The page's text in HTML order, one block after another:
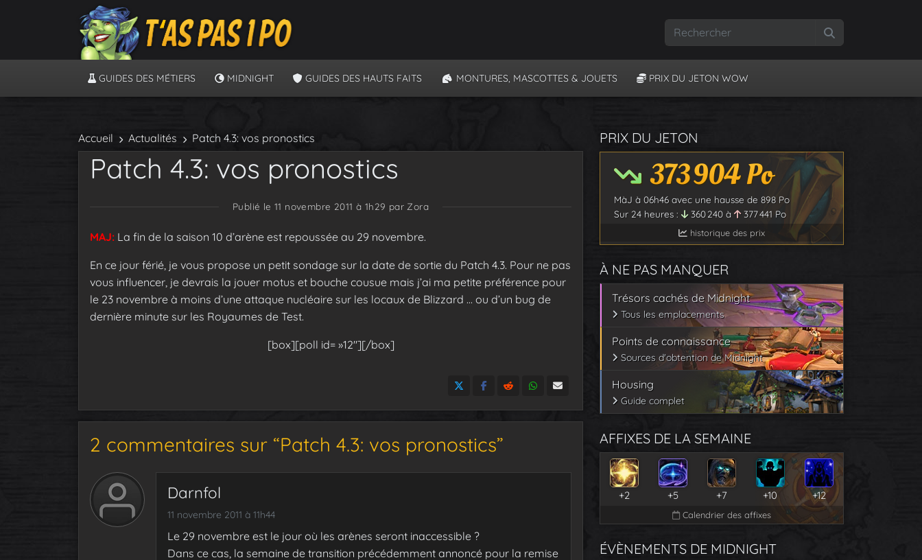
GUIDES DES MÉTIERS MIDNIGHT GUIDES DES HAUTS FAITS MONTURES, MASCOTTES & JOUETS PRIX DU JETON WOW
Accueil Actualités Patch 4.3: vos pronostics
Patch 4.3: vos pronostics
Publié le 11 novembre 2011 à 1h29 par Zora
MAJ: La fin de la saison 10 d’arène est repoussée au 29 novembre.
En ce jour férié, je vous propose un petit sondage sur la date de sortie du Patch 4.3. Pour ne pas
vous influencer, je devrais la jouer motus et bouche cousue mais j’ai ma petite préférence pour
le 23 novembre à moins d’une attaque nucléaire sur les locaux de Blizzard … ou d’un bug de
dernière minute sur les Royaumes de Test.
[box][poll id= »12″][/box]
2 commentaires sur “Patch 4.3: vos pronostics”
Darnfol
11 novembre 2011 à 11h44
Le 29 novembre est le jour où les arènes seront inaccessible ?
Dans ce cas, la semaine de transition précédemment annoncé pour la remise
PRIX DU JETON
373 904Po
MàJ à 06h46 avec une hausse de 898 Po
Sur 24 heures :
360 240 à 377 441 Po
historique des prix
À NE PAS MANQUER
Trésors cachés de Midnight
Tous les emplacements
Points de connaissance
Sources d'obtention de Midnight
Housing
Guide complet
AFFIXES DE LA SEMAINE
+2 +5 +7 +10 +12
Calendrier des affixes
ÉVÈNEMENTS DE MIDNIGHT